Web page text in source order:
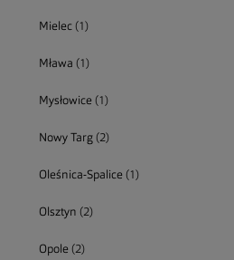
Mielec(1)
Mława (1)
Mysłowice (1)
Nowy Targ(2)
Oleśnica-Spalice (1)
Olsztyn (2)
Opole (2)